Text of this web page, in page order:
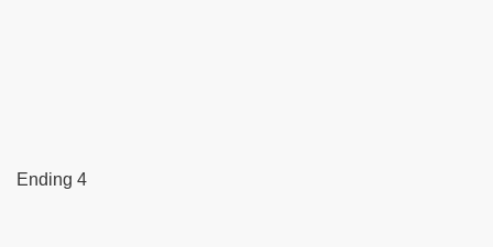
Ending 4